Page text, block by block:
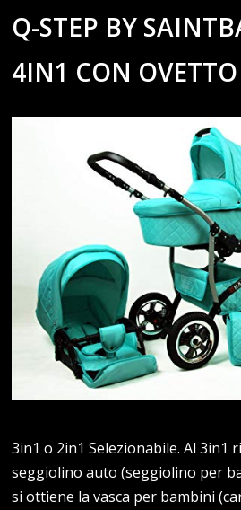
Q-STEP BY
4IN1 CON
3in1 o 2in1 Selezionabile. Al 3in1
seggiolino auto (seggiolino per
si ottiene la vasca per bambini